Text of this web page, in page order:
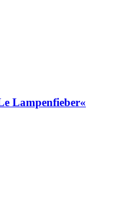
Lampenfieber«